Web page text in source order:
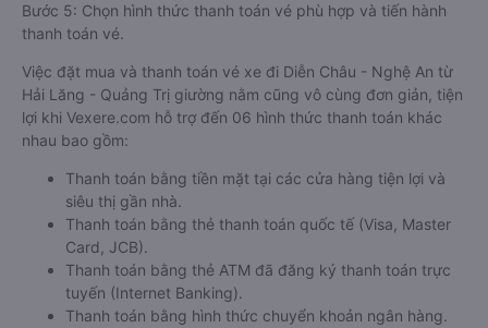
Bước 5: Chọn hình thức thanh toán vé phù hợp và tiến hành
thanh toán vé.
Việc đặt mua và thanh toán vé xe đi Diễn Châu - Nghệ An từ
Hải Lăng - Quảng Trị giường nằm cũng vô cùng đơn giản, tiện
lợi khi Vexere.com hỗ trợ đến 06 hình thức thanh toán khác
nhau bao gồm:
Thanh toán bằng tiền mặt tại các cửa hàng tiện lợi và
siêu thị gần nhà.
Thanh toán bằng thẻ thanh toán quốc tế (Visa, Master
Card, JCB).
Thanh toán bằng thẻ ATM đã đăng ký thanh toán trực
tuyến (Internet Banking).
Thanh toán bằng hình thức chuyển khoản ngân hàng.